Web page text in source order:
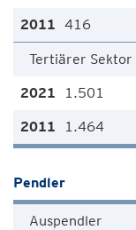
416
Tertiärer Sektor
1.501
1.464
Pendler
Auspendler